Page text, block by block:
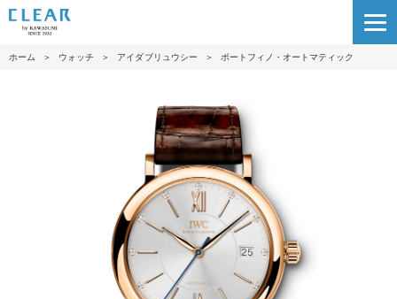
ホーム ＞ ウォッチ ＞ アイダブリュウシー ＞ ポートフィノ・オートマティック